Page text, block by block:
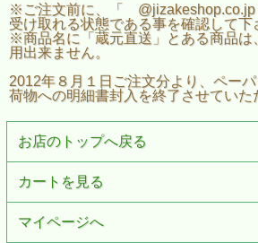
※ご注文前に、「
受け取れる状態である事を確認して下
※商品名に「蔵元直送」とある商品は
用出来ません。
2012年８月１日ご注文分より、ペー
荷物への明細書封入を終了させていた
お店のトップへ戻る
カートを見る
マイページへ